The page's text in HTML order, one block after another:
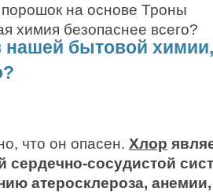
на основе Троны
химия безопаснее всего?
нашей бытовой
что он опасен. Хлор
сердечно-сосудистой
атеросклероза,